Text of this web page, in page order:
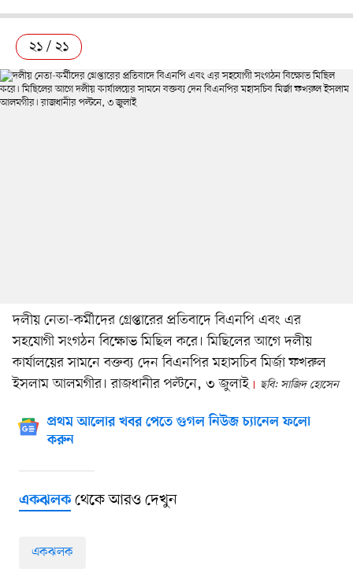
২১ / ২১
দলীয় নেতা-কর্মীদের গ্রেপ্তারের প্রতিবাদে বিএনপি এবং এর
সহযোগী সংগঠন বিক্ষোভ মিছিল করে। মিছিলের আগে দলীয়
কার্যালয়ের সামনে বক্তব্য দেন বিএনপির মহাসচিব মির্জা ফখরুল
ইসলাম আলমগীর। রাজধানীর পল্টনে, ৩ জুলাই
ছবি: সাজিদ হোসেন
প্রথম আলোর খবর পেতে গুগল নিউজ চ্যানেল ফলো
করুন
একঝলকথেকে আরও দেখুন
একঝলক